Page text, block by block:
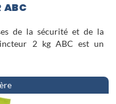
ABC
de la sécurité et de la
2 kg ABC est un